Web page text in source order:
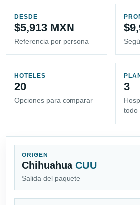
DESDE
$5,913 MXN
Referencia por persona
HOTELES
20
Opciones para comparar
3
todo
ORIGEN
Chihuahua CUU
Salida del paquete